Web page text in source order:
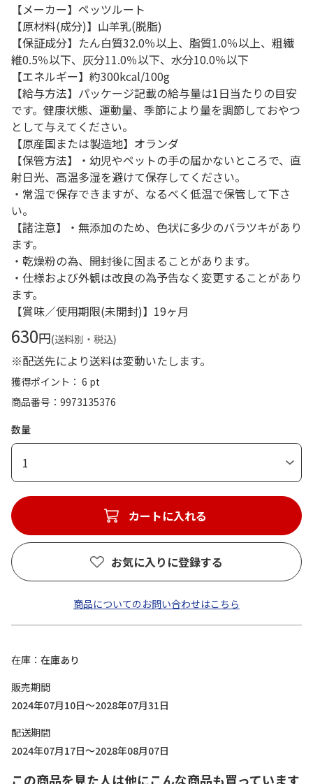
【メーカー】ペッツルート
【原材料(成分)】山羊乳(脱脂)
【保証成分】たん白質32.0％以上、脂質1.0％以上、粗繊
維0.5％以下、灰分11.0％以下、水分10.0％以下
【エネルギー】約300kcal/100g
【給与方法】パッケージ記載の給与量は1日当たりの目安
です。健康状態、運動量、季節により量を調節しておやつ
として与えてください。
【原産国または製造地】オランダ
【保管方法】・幼児やペットの手の届かないところで、直
射日光、高温多湿を避けて保存してください。
・常温で保存できますが、なるべく低温で保管して下さ
い。
【諸注意】・無添加のため、色状に多少のバラツキがあり
ます。
・乾燥粉の為、開封後に固まることがあります。
・仕様および外観は改良の為予告なく変更することがあり
ます。
【賞味／使用期限(未開封)】19ヶ月
630円(送料別・税込)
※配送先により送料は変動いたします。
獲得ポイント： 6 pt
商品番号
9973135376
数量
1
カートに入れる
お気に入りに登録する
商品についてのお問い合わせはこちら
在庫
在庫あり
販売期間
2024年07月10日～2028年07月31日
配送期間
2024年07月17日～2028年08月07日
この商品を見た人は他にこんな商品も買っています